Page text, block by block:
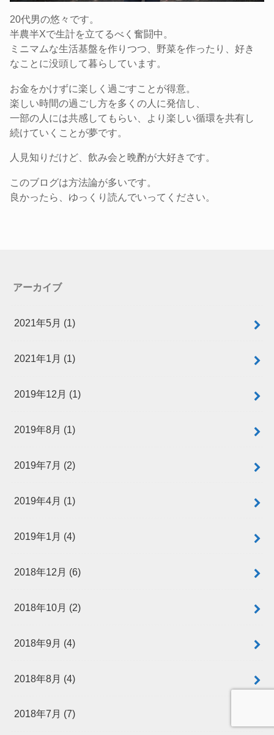
20代男の悠々です。
半農半Xで生計を立てるべく奮闘中。
ミニマムな生活基盤を作りつつ、野菜を作ったり、好き
なことに没頭して暮らしています。
お金をかけずに楽しく過ごすことが得意。
楽しい時間の過ごし方を多くの人に発信し、
一部の人には共感してもらい、より楽しい循環を共有し
続けていくことが夢です。
人見知りだけど、飲み会と晩酌が大好きです。
このブログは方法論が多いです。
良かったら、ゆっくり読んでいってください。
アーカイブ
2021年5月 (1)
2021年1月 (1)
2019年12月 (1)
2019年8月 (1)
2019年7月 (2)
2019年4月 (1)
2019年1月 (4)
2018年12月 (6)
2018年10月 (2)
2018年9月 (4)
2018年8月 (4)
2018年7月 (7)